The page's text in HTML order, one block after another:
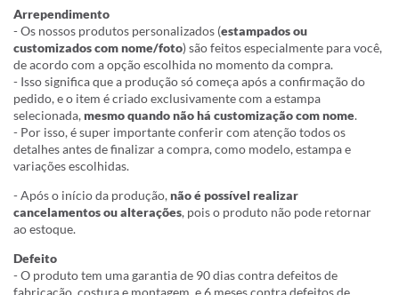
Arrependimento
- Os nossos produtos personalizados (estampados ou
customizados com nome/foto) são feitos especialmente para você,
de acordo com a opção escolhida no momento da compra.
- Isso significa que a produção só começa após a confirmação do
pedido, e o item é criado exclusivamente com a estampa
selecionada,mesmo quando não há customização com nome.
- Por isso, é super importante conferir com atenção todos os
detalhes antes de finalizar a compra, como modelo, estampa e
variações escolhidas.
- Após o início da produção,não é possível realizar
cancelamentos ou alterações, pois o produto não pode retornar
ao estoque.
Defeito
- O produto tem uma garantia de 90 dias contra defeitos de
fabricação, costura e montagem, e 6 meses contra defeitos de